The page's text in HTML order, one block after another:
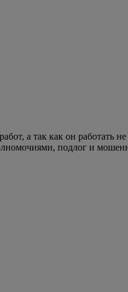
а так как он работать
подлог и